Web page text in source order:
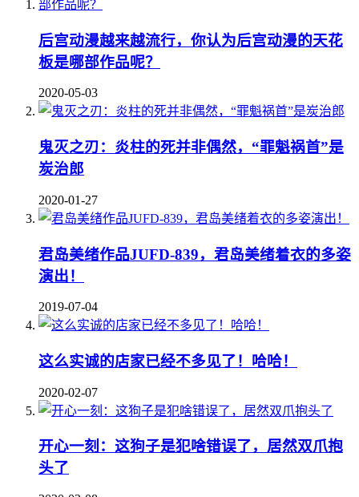
后宫动漫越来越流行，你认为后宫动漫的天花
板是哪部作品呢？
2020-05-03
鬼灭之刃：炎柱的死并非偶然，“罪魁祸首”是
炭治郎
2020-01-27
君岛美绪作品JUFD-839，君岛美绪着衣的多姿
演出！
2019-07-04
这么实诚的店家已经不多见了！哈哈！
2020-02-07
开心一刻：这狗子是犯啥错误了，居然双爪抱
头了